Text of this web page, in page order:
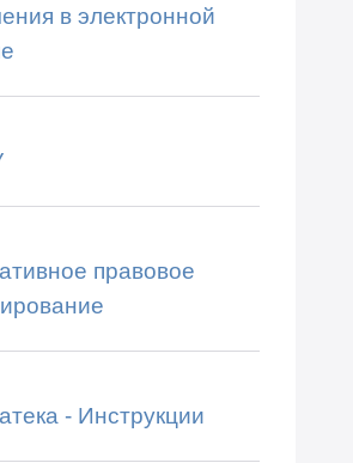
в электронной
правовое
- Инструкции